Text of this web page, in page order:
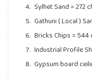
Sylhet Sand = 272
Gathuni ( Local )
Bricks Chips =
Industrial Profile
Gypsum board